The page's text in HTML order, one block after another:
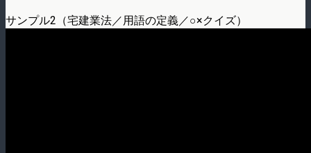
サンプル2（宅建業法／用語の定義／○×クイズ）